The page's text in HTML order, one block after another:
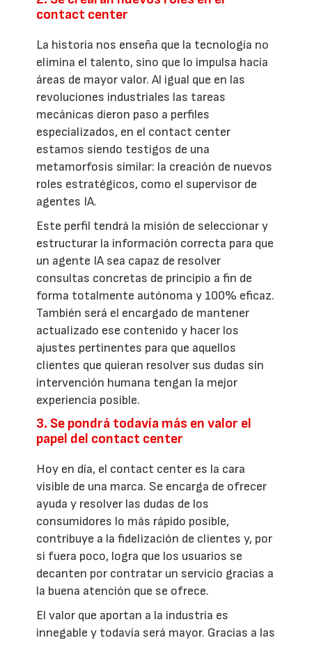
contact center
La historia nos enseña que la tecnología no
elimina el talento, sino que lo impulsa hacia
áreas de mayor valor. Al igual que en las
revoluciones industriales las tareas
mecánicas dieron paso a perfiles
especializados, en el contact center
estamos siendo testigos de una
metamorfosis similar: la creación de nuevos
roles estratégicos, como el supervisor de
agentes IA.
Este perfil tendrá la misión de seleccionar y
estructurar la información correcta para que
un agente IA sea capaz de resolver
consultas concretas de principio a fin de
forma totalmente autónoma y 100% eficaz.
También será el encargado de mantener
actualizado ese contenido y hacer los
ajustes pertinentes para que aquellos
clientes que quieran resolver sus dudas sin
intervención humana tengan la mejor
experiencia posible.
3. Se pondrá todavía más en valor el
papel del contact center
Hoy en día, el contact center es la cara
visible de una marca. Se encarga de ofrecer
ayuda y resolver las dudas de los
consumidores lo más rápido posible,
contribuye a la fidelización de clientes y, por
si fuera poco, logra que los usuarios se
decanten por contratar un servicio gracias a
la buena atención que se ofrece.
El valor que aportan a la industria es
innegable y todavía será mayor. Gracias a las